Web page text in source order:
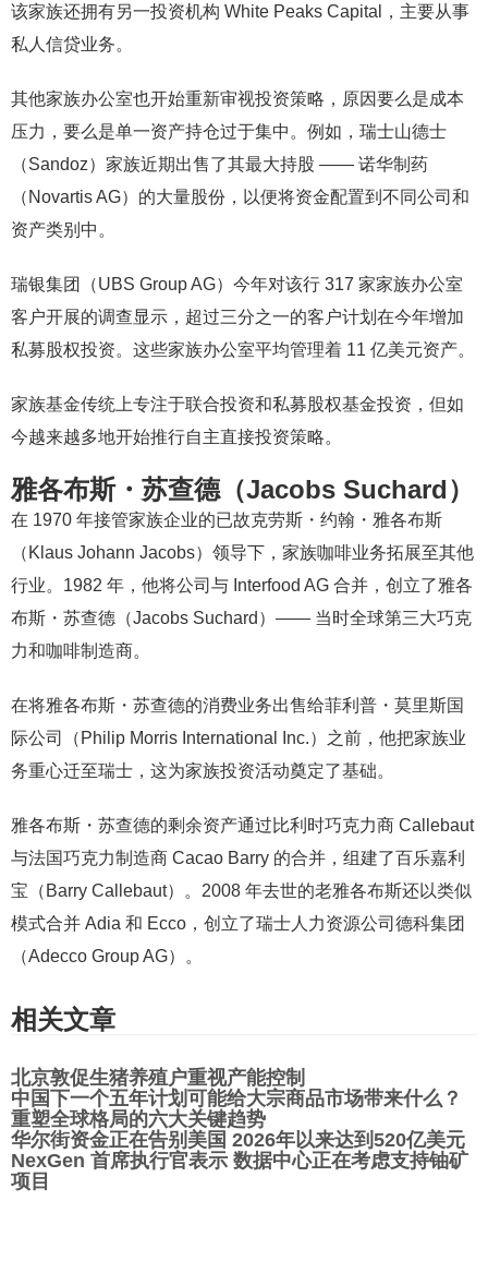
该家族还拥有另一投资机构 White Peaks Capital，主要从事
私人信贷业务。
其他家族办公室也开始重新审视投资策略，原因要么是成本
压力，要么是单一资产持仓过于集中。例如，瑞士山德士
（Sandoz）家族近期出售了其最大持股 —— 诺华制药
（Novartis AG）的大量股份，以便将资金配置到不同公司和
资产类别中。
瑞银集团（UBS Group AG）今年对该行 317 家家族办公室
客户开展的调查显示，超过三分之一的客户计划在今年增加
私募股权投资。这些家族办公室平均管理着 11 亿美元资产。
家族基金传统上专注于联合投资和私募股权基金投资，但如
今越来越多地开始推行自主直接投资策略。
雅各布斯・苏查德（Jacobs Suchard）
在 1970 年接管家族企业的已故克劳斯・约翰・雅各布斯
（Klaus Johann Jacobs）领导下，家族咖啡业务拓展至其他
行业。1982 年，他将公司与 Interfood AG 合并，创立了雅各
布斯・苏查德（Jacobs Suchard）—— 当时全球第三大巧克
力和咖啡制造商。
在将雅各布斯・苏查德的消费业务出售给菲利普・莫里斯国
际公司（Philip Morris International Inc.）之前，他把家族业
务重心迁至瑞士，这为家族投资活动奠定了基础。
雅各布斯・苏查德的剩余资产通过比利时巧克力商 Callebaut
与法国巧克力制造商 Cacao Barry 的合并，组建了百乐嘉利
宝（Barry Callebaut）。2008 年去世的老雅各布斯还以类似
模式合并 Adia 和 Ecco，创立了瑞士人力资源公司德科集团
（Adecco Group AG）。
相关文章
北京敦促生猪养殖户重视产能控制
中国下一个五年计划可能给大宗商品市场带来什么？
重塑全球格局的六大关键趋势
华尔街资金正在告别美国 2026年以来达到520亿美元
NexGen 首席执行官表示 数据中心正在考虑支持铀矿
项目